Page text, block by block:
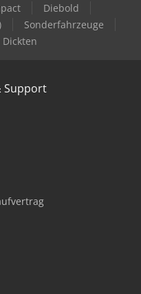
Diebold
Sonderfahrzeuge
Dickten
Support